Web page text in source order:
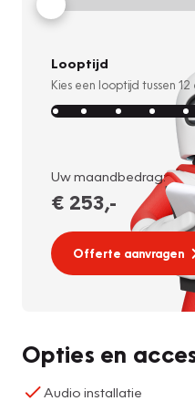
Looptijd
Kies een looptijd tussen 12
Uw maandbedrag:
€ 253,-
Offerte aanvragen
Opties en
Audio installatie